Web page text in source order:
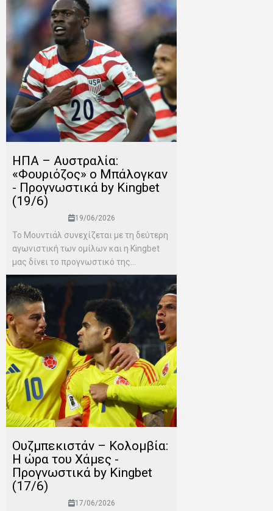
ΗΠΑ – Αυστραλία:
«Φουριόζος» ο Μπάλογκαν
- Προγνωστικά by Kingbet
(19/6)
19/06/2026
Το Μουντιάλ συνεχίζεται με τη δεύτερη
αγωνιστική των ομίλων και η Kingbet
μας δίνει το προγνωστικό της...
Ουζμπεκιστάν – Κολομβία:
Η ώρα του Χάμες -
Προγνωστικά by Kingbet
(17/6)
17/06/2026